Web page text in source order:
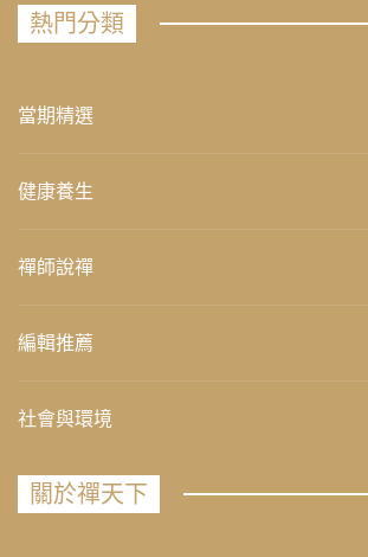
熱門分類
當期精選
健康養生
禪師說禪
編輯推薦
社會與環境
關於禪天下